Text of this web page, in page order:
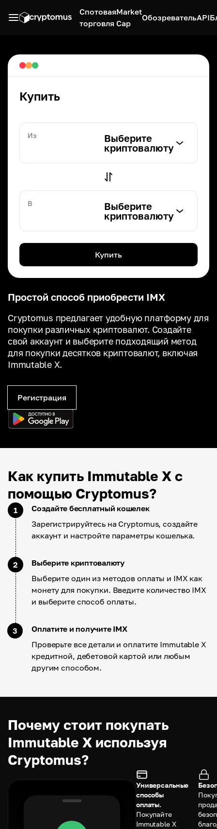
Спотовая
торговля
Market
Cap
ОбозревательAPI
Простой способ приобрести IMX
Cryptomus предлагает удобную платформу для
покупки различных криптовалют. Создайте
свой аккаунт и выберите подходящий метод
для покупки десятков криптовалют, включая
Immutable X.
Регистрация
Купить
Из
Выберите
криптовалюту
В
Выберите
криптовалюту
Купить
Как купить Immutable X с
помощью Cryptomus?
1
Создайте бесплатный кошелек
Зарегистрируйтесь на Cryptomus, создайте
аккаунт и настройте параметры кошелька.
2
Выберите криптовалюту
Выберите один из методов оплаты и IMX как
монету для покупки. Введите количество IMX
и выберите способ оплаты.
3
Оплатите и получите IMX
Проверьте все детали и оплатите Immutable X
кредитной, дебетовой картой или любым
другим способом.
Почему стоит покупать
Immutable X используя
Cryptomus?
Универсальные
способы
оплаты.
Покупайте
Immutable X